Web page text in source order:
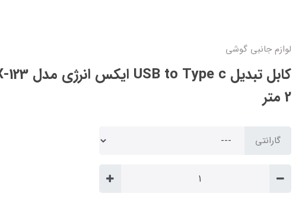
لوازم جانبی گوشی
2 متر
گارانتی